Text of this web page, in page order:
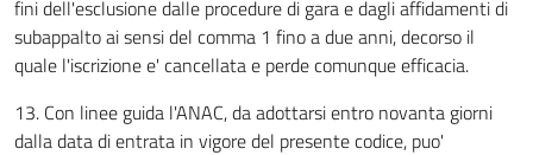
fini dell'esclusione dalle procedure di gara e dagli affidamenti di
subappalto ai sensi del comma 1 fino a due anni, decorso il
quale l'iscrizione e' cancellata e perde comunque efficacia.
13. Con linee guida l'ANAC, da adottarsi entro novanta giorni
dalla data di entrata in vigore del presente codice, puo'